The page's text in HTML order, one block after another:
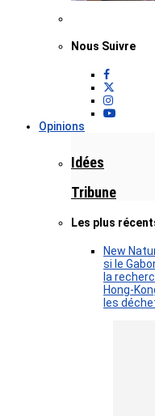
Nous Suivre
Opinions
Idées
Tribune
Les plus
New
si le
la
Hong-
les